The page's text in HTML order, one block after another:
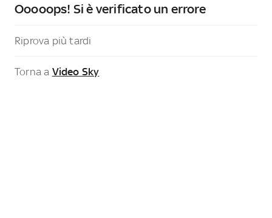
Ooooops! Si è verificato un errore
Riprova più tardi
Torna a Video Sky